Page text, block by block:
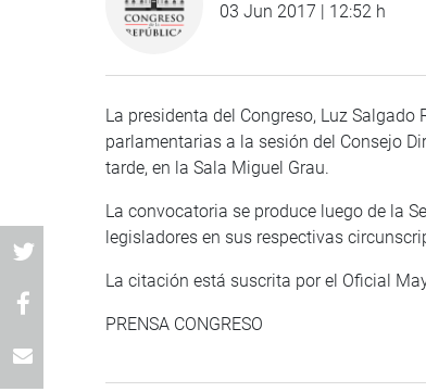
03 Jun 2017 | 12:52 h
La presidenta del Congreso, Luz
parlamentarias a la sesión del Consejo
tarde, en la Sala Miguel Grau.
La convocatoria se produce luego de la
legisladores en sus respectivas
La citación está suscrita por el Oficial
PRENSA CONGRESO